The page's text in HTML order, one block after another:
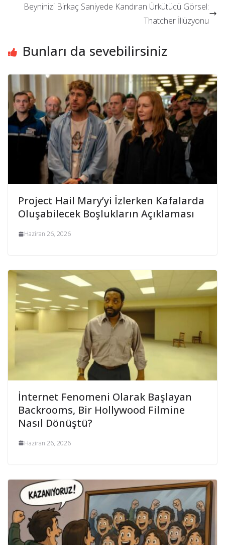
Beyninizi Birkaç Saniyede Kandıran Ürkütücü Görsel:
Thatcher İllüzyonu
Bunları da sevebilirsiniz
Project Hail Mary’yi İzlerken Kafalarda
Oluşabilecek Boşlukların Açıklaması
Haziran 26, 2026
İnternet Fenomeni Olarak Başlayan
Backrooms, Bir Hollywood Filmine
Nasıl Dönüştü?
Haziran 26, 2026